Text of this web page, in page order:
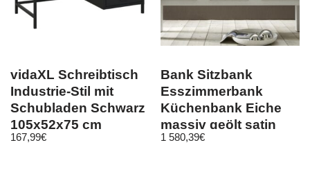
vidaXL Schreibtisch
Industrie-Stil mit
Schubladen Schwarz
105x52x75 cm
167,99€
Bank Sitzbank
Esszimmerbank
Küchenbank Eiche
massiv geölt satin
weiß
1 580,39€